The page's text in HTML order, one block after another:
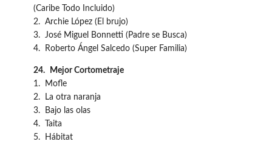
(Caribe Todo Incluido)
2. Archie López (El brujo)
3. José Miguel Bonnetti (Padre se Busca)
4. Roberto Ángel Salcedo (Super Familia)
24.
Mejor Cortometraje
1. Mofle
2. La otra naranja
3. Bajo las olas
4. Taita
5. Hábitat